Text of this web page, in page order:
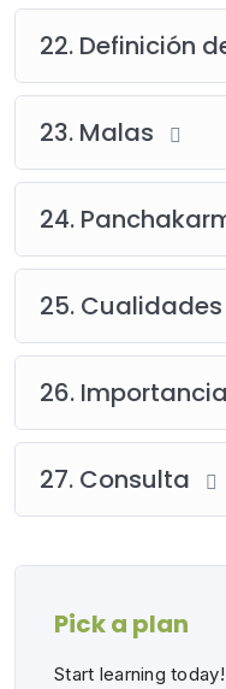
22. Definición
23. Malas
24.
25.
26.
27. Consulta
Pick a plan
Start learning today!